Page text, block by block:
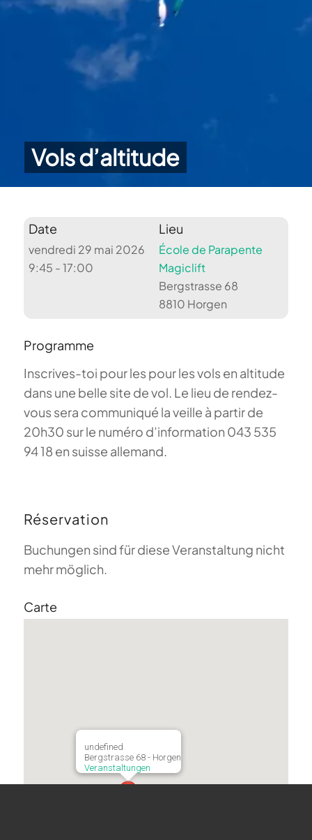
Vols d’altitude
Date
vendredi 29 mai 2026
9:45 - 17:00
Lieu
École de Parapente
Magiclift
Bergstrasse 68
8810 Horgen
Programme
Inscrives-toi pour les pour les vols en altitude
dans une belle site de vol. Le lieu de rendez-
vous sera communiqué la veille à partir de
20h30 sur le numéro d’information 043 535
94 18 en suisse allemand.
Réservation
Buchungen sind für diese Veranstaltung nicht
mehr möglich.
Carte
undefined
Bergstrasse 68 - Horgen
Veranstaltungen